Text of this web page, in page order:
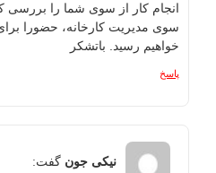
انجام کار از سوی شما را بررسی
سوی مدیریت کارخانه، حضورا
خواهیم رسید. باتشکر
پاسخ
نیکی جون گفت: